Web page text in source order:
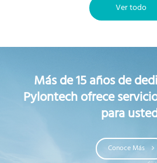
Ver todo
Más de 15 años de
Pylontech ofrece
para
Conoce Más